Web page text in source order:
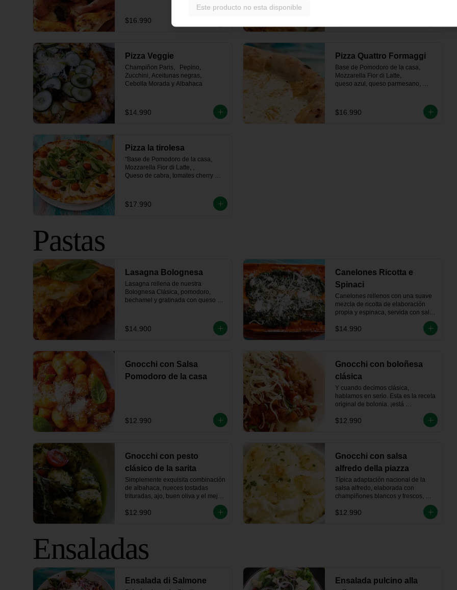
$16.990
Pizza Veggie
Champiñon Paris,   Pepino,
Zucchini, Aceitunas negras,
Cebolla Morada y Albahaca
$14.990
Pizza Quattro Formaggi
Base de Pomodoro de la casa,
Mozzarella Fior di Latte,
queso azul, queso parmesano,
$16.990
Pizza la tirolesa
"Base de Pomodoro de la casa,
Mozzarella Fior di Latte, ,
Queso de cabra, tomates cherry
$17.990
Pastas
Lasagna Bolognesa
Lasagna rellena de nuestra
Bolognesa Clásica, pomodoro,
bechamel y gratinada con queso
$14.900
Canelones Ricotta e
Spinaci
Canelones rellenos con una suave
mezcla de ricotta de elaboración
propia y espinaca, servida con salsa
parmesano gratinado.
$14.990
Gnocchi con Salsa
Pomodoro de la casa
$12.990
Gnocchi con boloñesa
clásica
Y cuando decimos clásica,
hablamos en serio. Esta es la receta
original de bolonia. ¡está
$12.990
Gnocchi con pesto
clásico de la sarita
Simplemente exquisita combinación
de albahaca, nueces tostadas
trituradas, ajo, buen oliva y el mejor
Nonna, lleva su nombre... yo que tú,
$12.990
Gnocchi con salsa
alfredo della piazza
Típica adaptación nacional de la
salsa alfredo, elaborada con
champiñones blancos y frescos,
mantequilla, jamón ahumado
$12.990
Ensaladas
Ensalada di Salmone
Ensalada pulcino alla
Este producto no esta disponible